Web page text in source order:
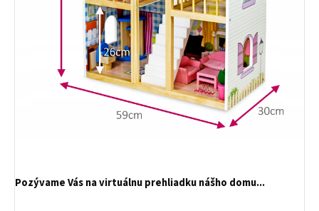
Pozývame Vás na virtuálnu prehliadku nášho domu...